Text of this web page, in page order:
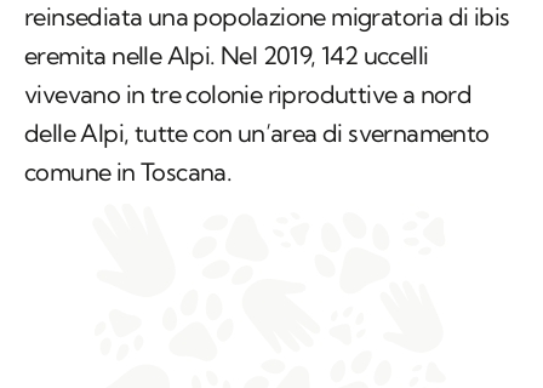
reinsediata una popolazione migratoria di ibis
eremita nelle Alpi. Nel 2019, 142 uccelli
vivevano in tre colonie riproduttive a nord
delle Alpi, tutte con un’area di svernamento
comune in Toscana.